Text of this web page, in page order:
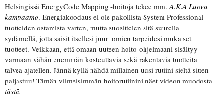
Helsingissä EnergyCode Mapping -hoitoja tekee mm.A.K.A Luova
kampaamo. Energiakoodaus ei ole pakollista System Professional -
tuotteiden ostamista varten, mutta suosittelen sitä suurella
sydämellä, jotta saisit itsellesi juuri omien tarpeidesi mukaiset
tuotteet. Veikkaan, että omaan uuteen hoito-ohjelmaani sisältyy
varmaan vähän enemmän kosteuttavia sekä rakentavia tuotteita
talvea ajatellen. Jännä kyllä nähdä millainen uusi rutiini sieltä sitten
paljastuu! Tämän viimeisimmän hoitorutiinini näet videon muodosta
tästä.